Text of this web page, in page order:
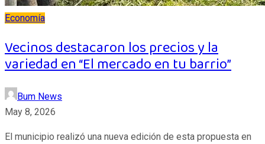
Economía
Vecinos destacaron los precios y la
variedad en “El mercado en tu barrio”
Bum News
May 8, 2026
El municipio realizó una nueva edición de esta propuesta en